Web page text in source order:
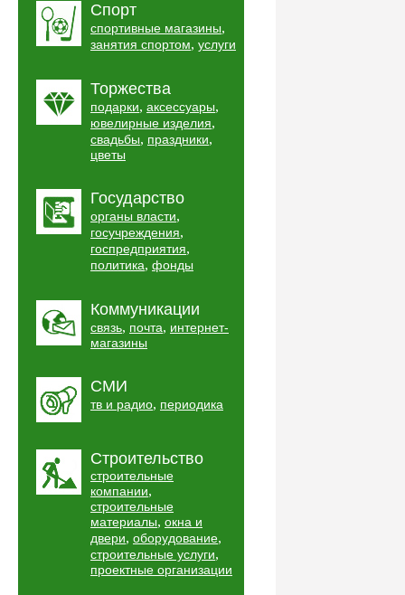
Спорт
спортивные магазины,
занятия спортом, услуги
Торжества
подарки, аксессуары,
ювелирные изделия,
свадьбы, праздники,
цветы
Государство
органы власти,
госучреждения,
госпредприятия,
политика, фонды
Коммуникации
связь, почта, интернет-
магазины
СМИ
тв и радио, периодика
Строительство
строительные
компании,
строительные
материалы, окна и
двери, оборудование,
строительные услуги,
проектные организации